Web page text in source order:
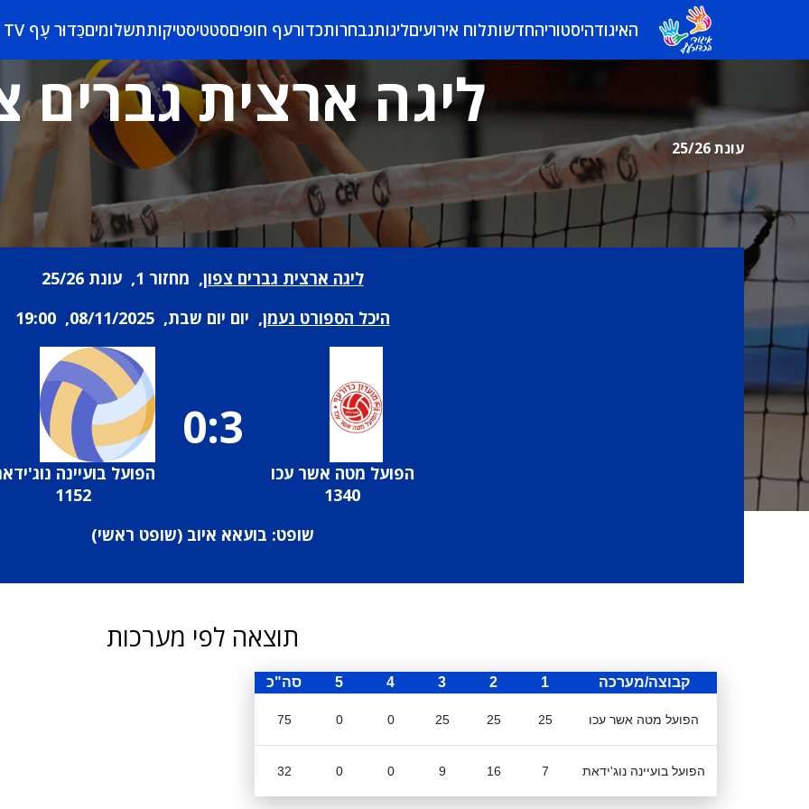
האיגודהיסטוריהחדשותלוח אירועיםליגותנבחרותכדורעף חופיםסטטיסטיקותתשלומיםכַּדוּר עָף TV
ליגה ארצית גברים
עונת 25/26
ליגה ארצית גברים צפון, מחזור 1, עונת 25/26
היכל הספורט נעמן, יום יום שבת, 08/11/2025, 19:00
הפועל מטה אשר עכו
1340
0:3
הפועל בועיינה
1152
שופט: בועאא איוב (שופט ראשי)
תוצאה לפי מערכות
קבוצה/מערכה 1
2
3
4
5 סה"כ
הפועל מטה אשר עכו 25
25
25
0
0
75
הפועל בועיינה נוג'ידאת 7
16
9
0
0
32